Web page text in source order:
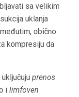
sa velikim
uklanja
obično
kompresiju da
uključuju prenos
i limfoven